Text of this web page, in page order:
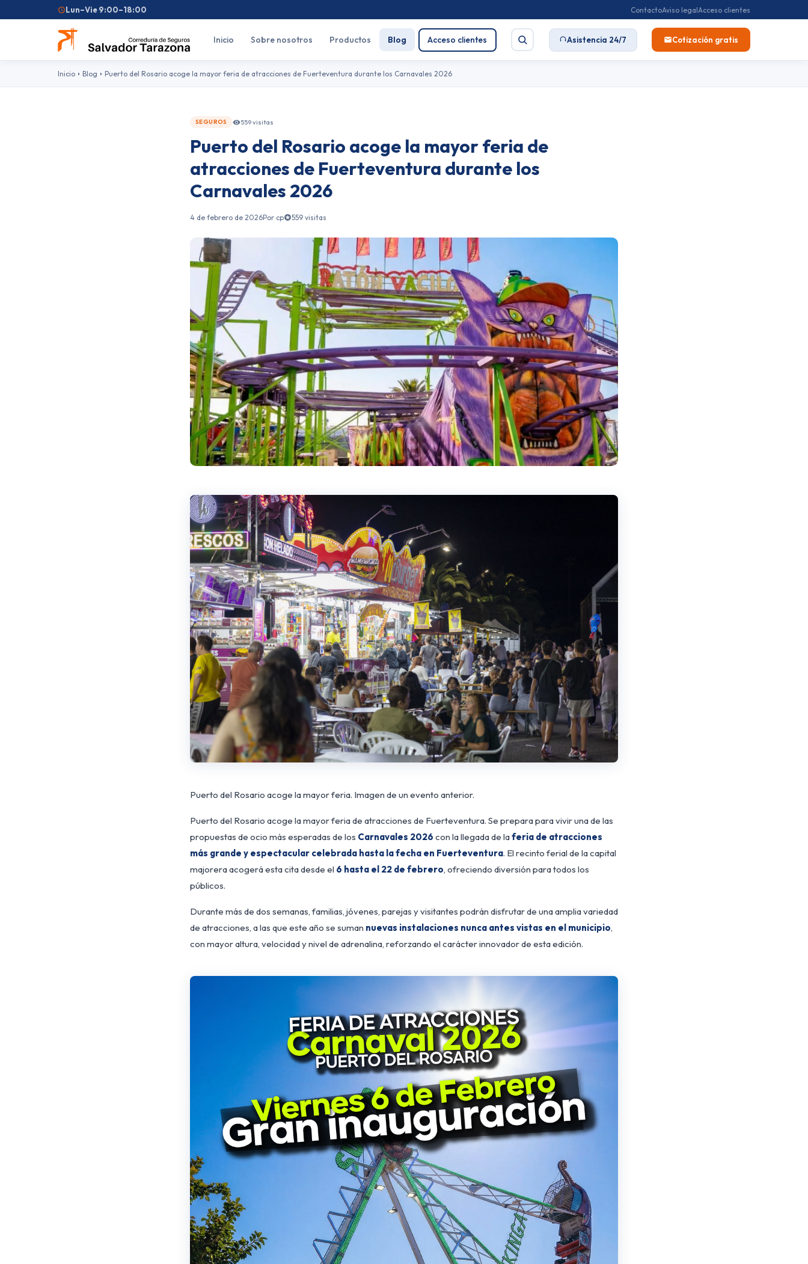
Lun–Vie 9:00–18:00 ContactoAviso legalAcceso clientes
Inicio Sobre nosotros Productos Blog Acceso clientes Asistencia 24/7 Cotización gratis
Seguro de hogar Seguro de salud
Pirotecnia
Inicio Blog Puerto del Rosario acoge la mayor feria de atracciones de Fuerteventura durante los Carnavales 2026
SEGUROS 559 visitas
Puerto del Rosario acoge la mayor feria de
atracciones de Fuerteventura durante los
Carnavales 2026
4 de febrero de 2026Por cp 559 visitas
Puerto del Rosario acoge la mayor feria. Imagen de un evento anterior.
Puerto del Rosario acoge la mayor feria de atracciones de Fuerteventura. Se prepara para vivir una de las
propuestas de ocio más esperadas de los Carnavales 2026 con la llegada de laferia de atracciones
más grande y espectacular celebrada hasta la fecha en Fuerteventura. El recinto ferial de la capital
majorera acogerá esta cita desde el 6 hasta el 22 de febrero, ofreciendo diversión para todos los
públicos.
Durante más de dos semanas, familias, jóvenes, parejas y visitantes podrán disfrutar de una amplia variedad
de atracciones, a las que este año se suman nuevas instalaciones nunca antes vistas en el municipio,
con mayor altura, velocidad y nivel de adrenalina, reforzando el carácter innovador de esta edición.